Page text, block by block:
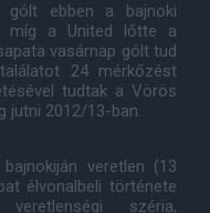
ebben a bajnoki
míg a United lőtte a
vasárnap gólt tud
24 mérkőzést
tudtak a Vörös
jutni 2012/13-ban.
veretlen (13
élvonalbeli története
széria,